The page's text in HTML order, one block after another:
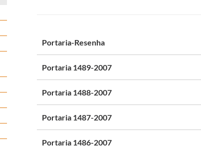
Portaria-Resenha
Portaria 1489-2007
Portaria 1488-2007
Portaria 1487-2007
Portaria 1486-2007